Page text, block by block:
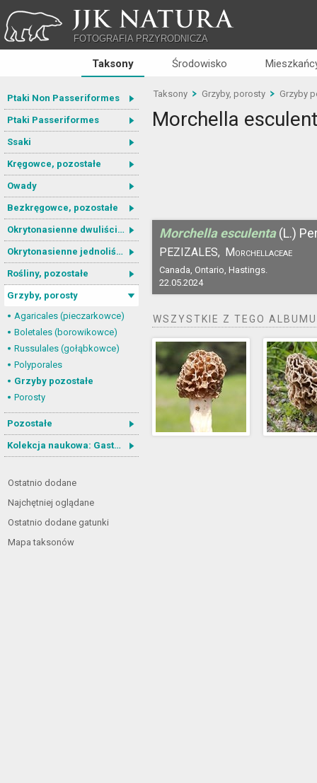
JJK NATURA
FOTOGRAFIA PRZYRODNICZA
Taksony Środowisko
Ptaki Non Passeriformes
Ptaki Passeriformes
Ssaki
Kręgowce, pozostałe
Owady
Bezkręgowce, pozostałe
Okrytonasienne dwuliścienne
Okrytonasienne jednoliścienne
Rośliny, pozostałe
Grzyby, porosty
Agaricales (pieczarkowce)
Boletales (borowikowce)
Russulales (gołąbkowce)
Polyporales
Grzyby pozostałe
Porosty
Pozostałe
Kolekcja naukowa: Gastrotricha
Ostatnio dodane
Najchętniej oglądane
Ostatnio dodane gatunki
Mapa taksonów
Taksony Grzyby, porosty Grzyby
Morchella
Morchella esculenta (L.)
PEZIZALES, Morchellaceae
Canada, Ontario, Hastings.
22.05.2024
WSZYSTKIE Z TEGO ALBUMU